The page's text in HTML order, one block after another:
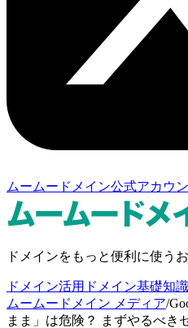
ムームードメイン公式アカウ
ドメインをもっと便利に使う
ドメイン活用 ドメイン基礎知識
ムームードメイン メディア/
まま」は危険？ まずやるべき